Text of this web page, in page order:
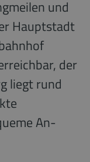
und
Hauptstadt
der
liegt rund
An-